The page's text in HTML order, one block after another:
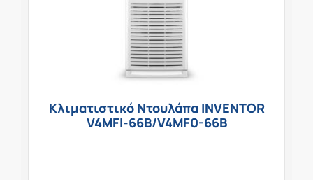
Κλιματιστικό Ντουλάπα INVENTOR
V4MFI-66B/V4MF0-66B